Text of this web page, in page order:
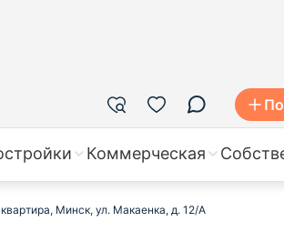
Коммерческая
Минск, ул. Макаенка, д. 12/А